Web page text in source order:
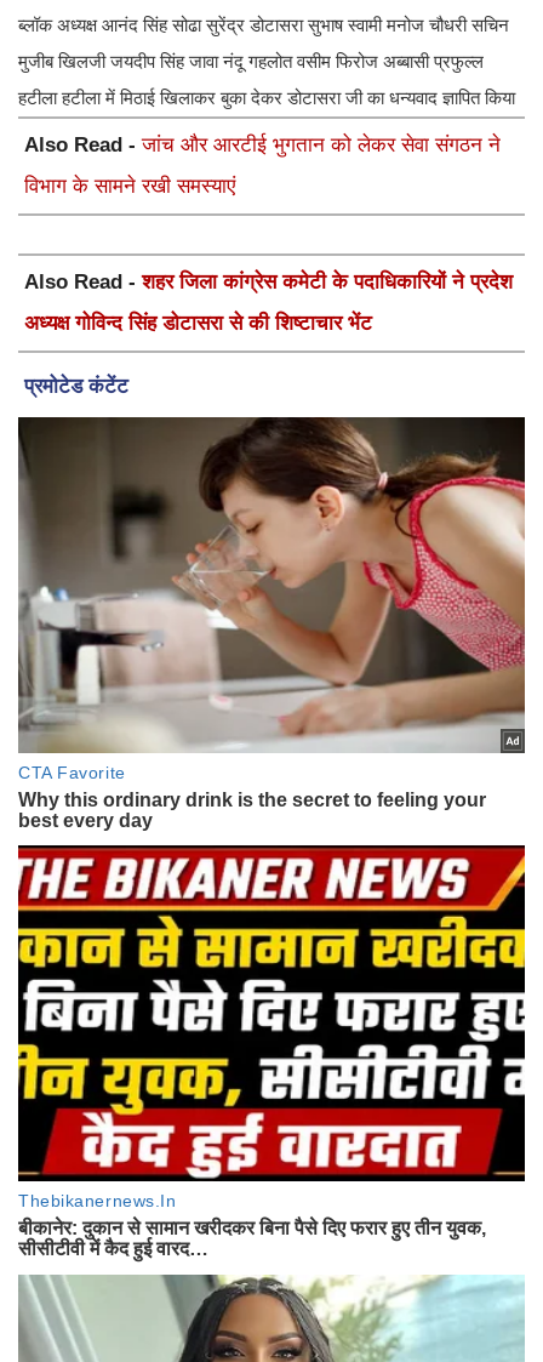
ब्लॉक अध्यक्ष आनंद सिंह सोढा सुरेंद्र डोटासरा सुभाष स्वामी मनोज चौधरी सचिन
मुजीब खिलजी जयदीप सिंह जावा नंदू गहलोत वसीम फिरोज अब्बासी प्रफुल्ल
हटीला हटीला में मिठाई खिलाकर बुका देकर डोटासरा जी का धन्यवाद ज्ञापित किया
Also Read -जांच और आरटीई भुगतान को लेकर सेवा संगठन ने
विभाग के सामने रखी समस्याएं
Also Read -शहर जिला कांग्रेस कमेटी के पदाधिकारियों ने प्रदेश
अध्यक्ष गोविन्द सिंह डोटासरा से की शिष्टाचार भेंट